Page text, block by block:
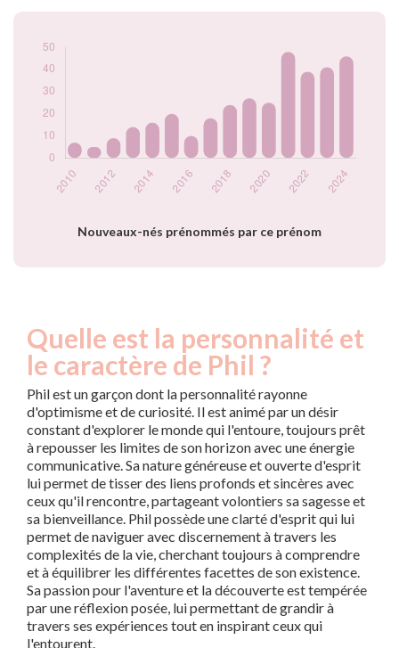
Nouveaux-nés prénommés par ce prénom
Popularité du
prénom Phil par
2020
2021
2022
2023
2024
Quelle est la personnalité et
le caractère de Phil ?
Phil est un garçon dont la personnalité rayonne
d'optimisme et de curiosité. Il est animé par un désir
constant d'explorer le monde qui l'entoure, toujours prêt
à repousser les limites de son horizon avec une énergie
communicative. Sa nature généreuse et ouverte d'esprit
lui permet de tisser des liens profonds et sincères avec
ceux qu'il rencontre, partageant volontiers sa sagesse et
sa bienveillance. Phil possède une clarté d'esprit qui lui
permet de naviguer avec discernement à travers les
complexités de la vie, cherchant toujours à comprendre
et à équilibrer les différentes facettes de son existence.
Sa passion pour l'aventure et la découverte est tempérée
par une réflexion posée, lui permettant de grandir à
travers ses expériences tout en inspirant ceux qui
l'entourent.